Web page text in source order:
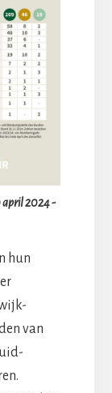
april 2024 -
hun
van